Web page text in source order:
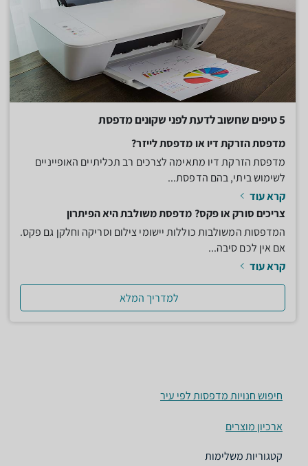
5 טיפים שחשוב לדעת לפני שקונים מדפסת
מדפסת הזרקת דיו או מדפסת לייזר?
מדפסת הזרקת דיו מתאימה לצרכים רב תכליתיים האופייניים
לשימוש ביתי, בהם הדפסת...
קרא עוד
צריכים סורק או פקס? מדפסת משולבת היא הפיתרון
המדפסות המשולבות כוללות יישומי צילום וסריקה וחלקן גם פקס.
אם אין לכם סיבה...
קרא עוד
למדריך המלא
חיפוש חנויות מדפסות לפי עיר
ארכיון מוצרים
קטגוריות משלימות